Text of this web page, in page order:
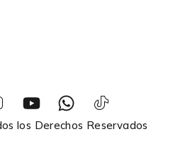
los Derechos Reservados